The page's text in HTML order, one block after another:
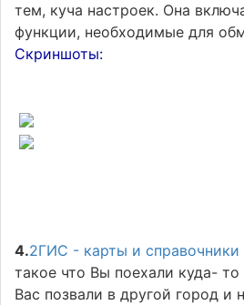
тем, куча настроек. Она
функции, необходимые для
Скриншоты:
4.2ГИС - карты и справочники
такое что Вы поехали куда-
Вас позвали в другой город и